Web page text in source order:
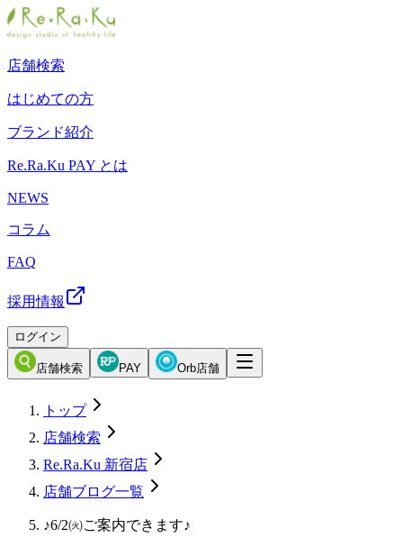
店舗検索
はじめての方
ブランド紹介
Re.Ra.Ku PAY とは
NEWS
コラム
FAQ
採用情報
ログイン
店舗検索 PAY Orb店舗
トップ
店舗検索
Re.Ra.Ku 新宿店
店舗ブログ一覧
♪6/2㈫ご案内できます♪